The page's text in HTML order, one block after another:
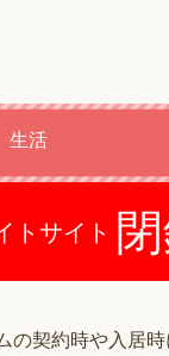
生活
トサイト
の契約時や入居